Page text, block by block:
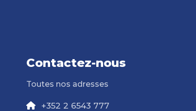
Contactez-nous
Toutes nos adresses
+352 2 6543 777